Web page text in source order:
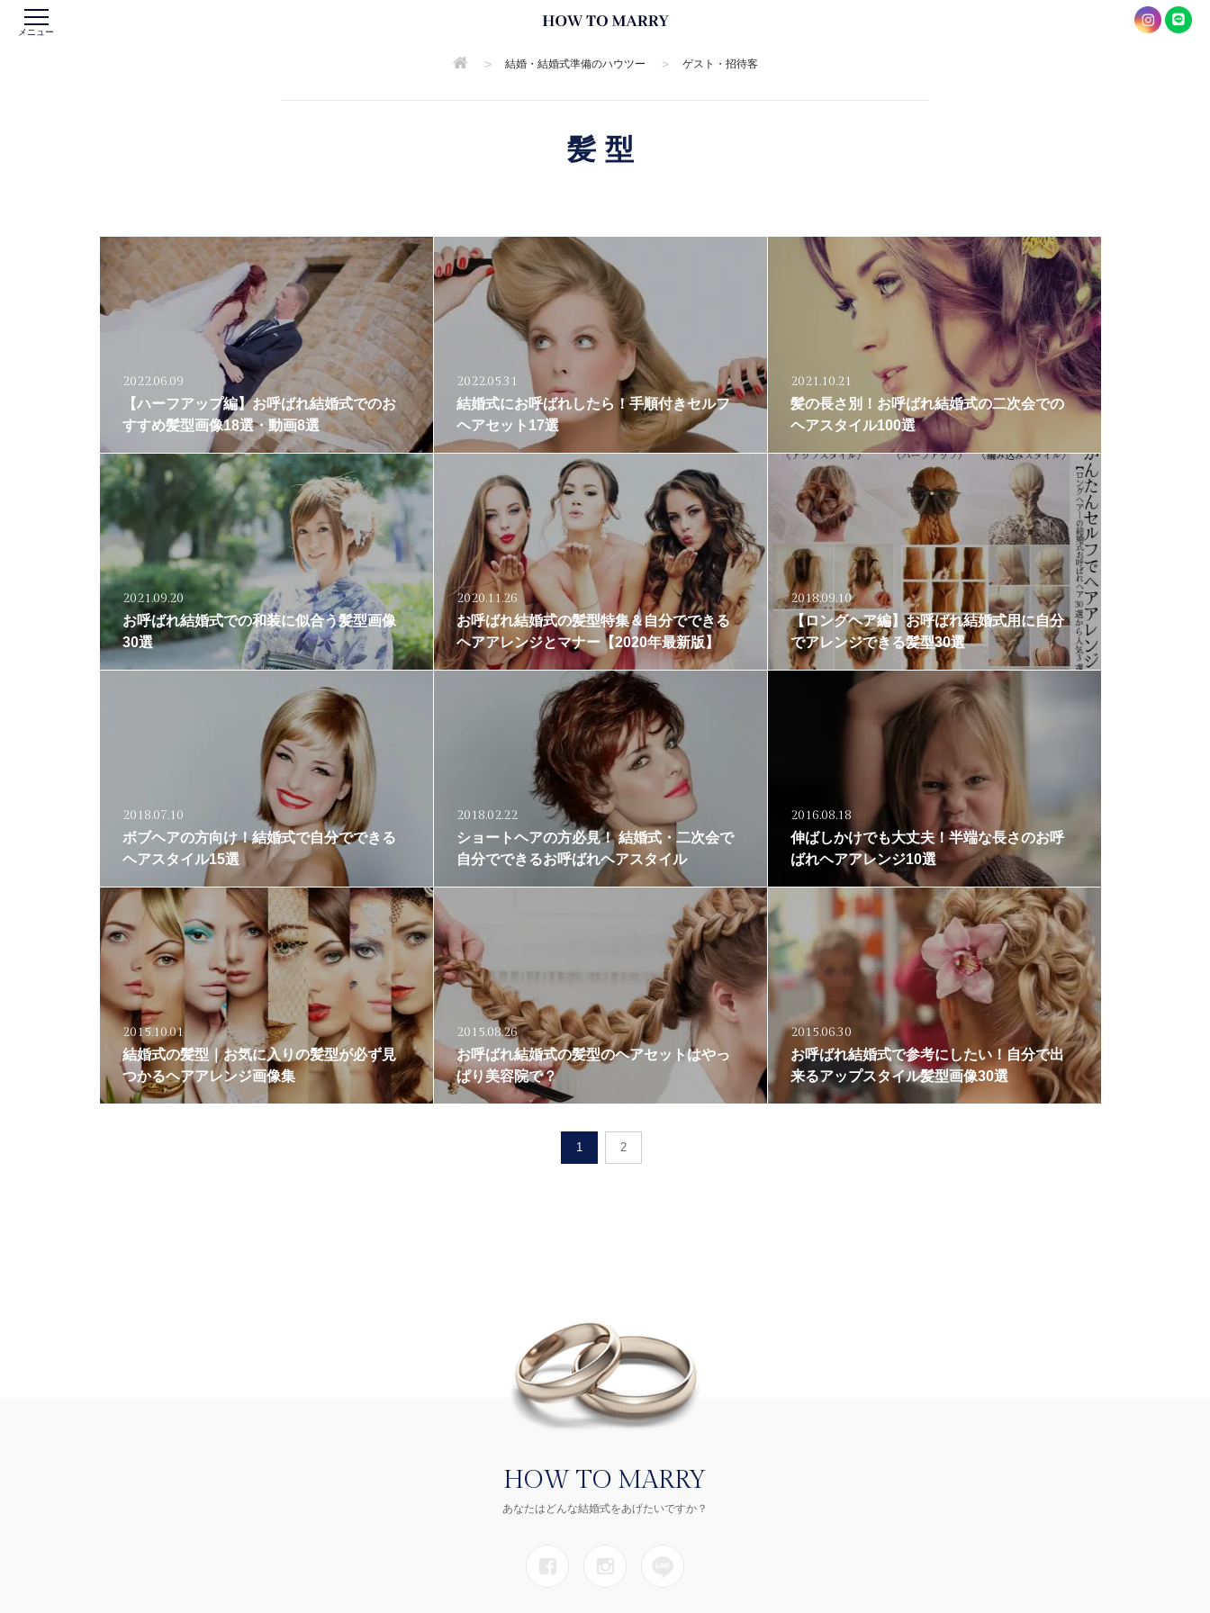
メニュー
> 結婚・結婚式準備のハウツー > ゲスト・招待客
髪型
2022.06.09
【ハーフアップ編】お呼ばれ結婚式でのお
すすめ髪型画像18選・動画8選
2022.05.31
結婚式にお呼ばれしたら！手順付きセルフ
ヘアセット17選
2021.10.21
髪の長さ別！お呼ばれ結婚式の二次会での
ヘアスタイル100選
2021.09.20
お呼ばれ結婚式での和装に似合う髪型画像
30選
2020.11.26
お呼ばれ結婚式の髪型特集＆自分でできる
ヘアアレンジとマナー【2020年最新版】
2018.09.10
【ロングヘア編】お呼ばれ結婚式用に自分
でアレンジできる髪型30選
2018.07.10
ボブヘアの方向け！結婚式で自分でできる
ヘアスタイル15選
2018.02.22
ショートヘアの方必見！ 結婚式・二次会で
自分でできるお呼ばれヘアスタイル
2016.08.18
伸ばしかけでも大丈夫！半端な長さのお呼
ばれヘアアレンジ10選
2015.10.01
結婚式の髪型｜お気に入りの髪型が必ず見
つかるヘアアレンジ画像集
2015.08.26
お呼ばれ結婚式の髪型のヘアセットはやっ
ぱり美容院で？
2015.06.30
お呼ばれ結婚式で参考にしたい！自分で出
来るアップスタイル髪型画像30選
1 2
HOW TO MARRY
あなたはどんな結婚式をあげたいですか？